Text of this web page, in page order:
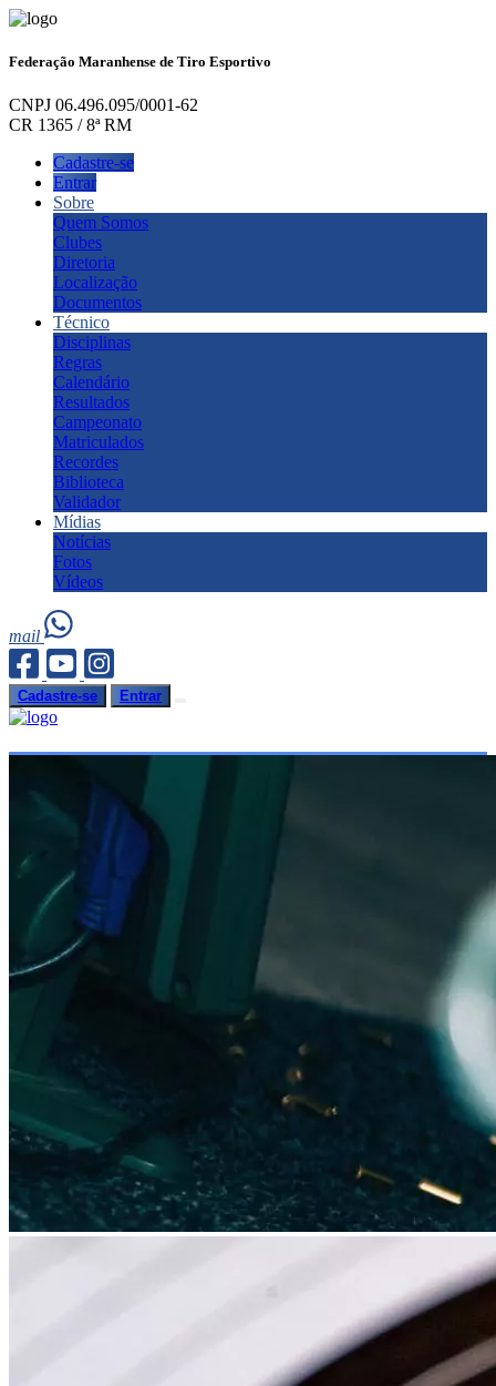
Federação Maranhense de Tiro Esportivo
CNPJ 06.496.095/0001-62
CR 1365 / 8ª RM
Cadastre-se
Entrar
Sobre
Quem Somos
Clubes
Diretoria
Localização
Documentos
Técnico
Disciplinas
Regras
Calendário
Resultados
Campeonato
Matriculados
Recordes
Biblioteca
Validador
Mídias
Notícias
Fotos
Vídeos
mail
Cadastre-se Entrar